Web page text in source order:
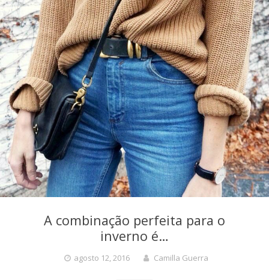
A combinação perfeita para o
inverno é…
agosto 12, 2016 Camilla Guerra